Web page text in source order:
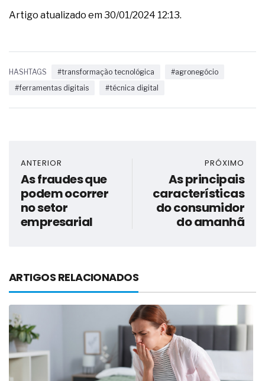
Artigo atualizado em 30/01/2024 12:13.
HASHTAGS #transformação tecnológica
#agronegócio
#ferramentas digitais
#técnica digital
ANTERIOR
As fraudes que
podem ocorrer
no setor
empresarial
PRÓXIMO
As principais
características
do consumidor
do amanhã
ARTIGOS RELACIONADOS